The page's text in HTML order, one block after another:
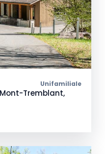
Unifamiliale
Mont-Tremblant,